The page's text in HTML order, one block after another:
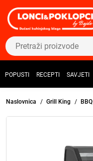
POPUSTI RECEPTI SAVJETI
Naslovnica Grill King BBQ